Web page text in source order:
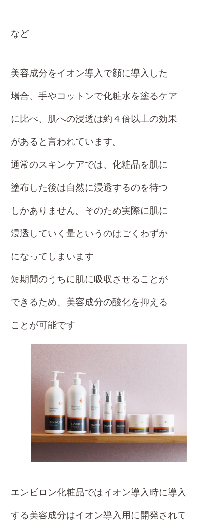
など
美容成分をイオン導入で顔に導入した
場合、手やコットンで化粧水を塗るケア
に比べ、肌への浸透は約４倍以上の効果
があると言われています。
通常のスキンケアでは、化粧品を肌に
塗布した後は自然に浸透するのを待つ
しかありません。そのため実際に肌に
浸透していく量というのはごくわずか
になって しまいます
短期間のうちに肌に吸収させることが
できるため、美容成分の酸化を抑える
こと が可能です
エンビロン化粧品ではイオン導入時に導入
する美容成分はイオン導入用に開発されて